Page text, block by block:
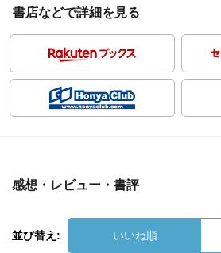
書店などで詳細を見る
感想・レビュー・書評
並び替え: いいね順